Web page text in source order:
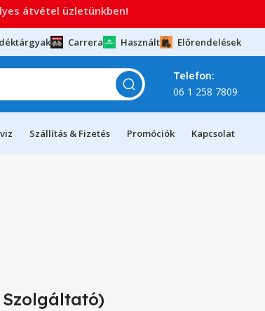
Carrera Használt Előrendelések
Telefon:
06 1 258 7809
Szállítás & Fizetés Promóciók Kapcsolat
átvétel üzletünkben!